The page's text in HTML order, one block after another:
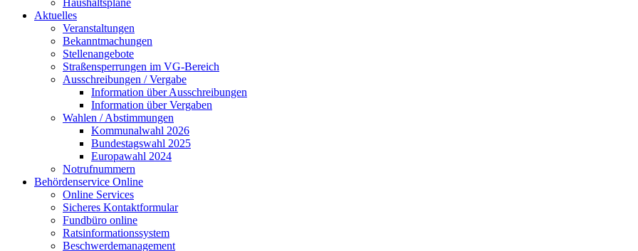
Haushaltspläne
Aktuelles
Veranstaltungen
Bekanntmachungen
Stellenangebote
Straßensperrungen im VG-Bereich
Ausschreibungen / Vergabe
Information über Ausschreibungen
Information über Vergaben
Wahlen / Abstimmungen
Kommunalwahl 2026
Bundestagswahl 2025
Europawahl 2024
Notrufnummern
Behördenservice Online
Online Services
Sicheres Kontaktformular
Fundbüro online
Ratsinformationssystem
Beschwerdemanagement